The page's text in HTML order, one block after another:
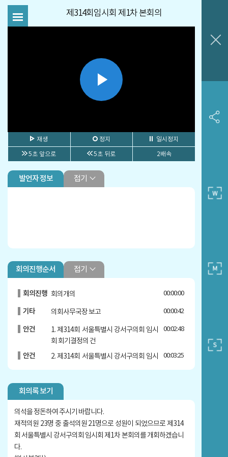
제314회임시회 제1차 본회의
Play
Video
재생 정지 일시정지
5초 앞으로 5초 뒤로 2배속
발언자 정보 접기
회의진행순서 접기
회의진행 회의개의 00:00:00
기타 의회사무국장 보고 00:00:42
안건
1. 제314회 서울특별시 강서구의회 임시
회 회기결정의 건
00:02:48
안건
2. 제314회 서울특별시 강서구의회 임시
회 회의록 서명의원 선임의 건
00:03:25
안건
3. 불법녹취, 갑질 및 공무국외연수 의혹
규명을 위한 수사의뢰의 건
청의 건
안건
5. 2025년도 서울시 강서구의회 행정사
00:40:32
회의록 보기
의석을 정돈하여 주시기 바랍니다.
재적의원 23명 중 출석의원 21명으로 성원이 되었으므로 제314
회 서울특별시 강서구의회 임시회 제1차 본회의를 개회하겠습니
다.